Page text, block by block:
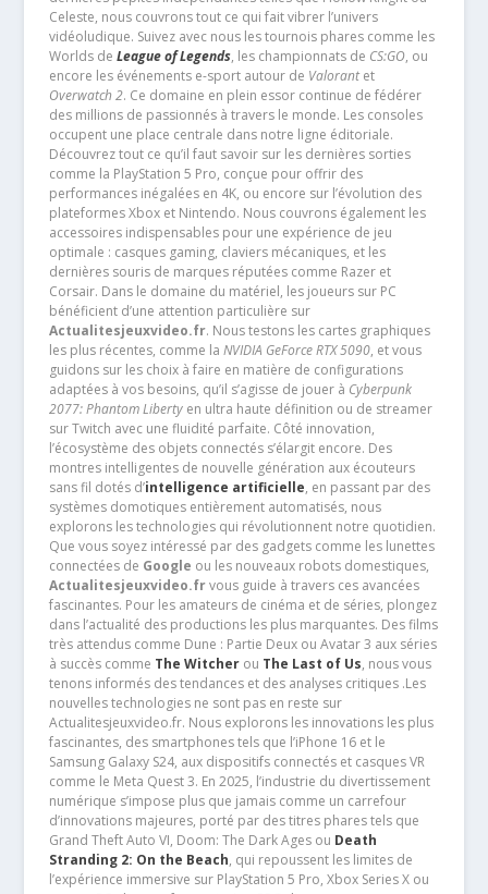
Celeste, nous couvrons tout ce qui fait vibrer l’univers
vidéoludique. Suivez avec nous les tournois phares comme les
Worlds de League of Legends, les championnats de CS:GO, ou
encore les événements e-sport autour de Valorantet
Overwatch 2. Ce domaine en plein essor continue de fédérer
des millions de passionnés à travers le monde. Les consoles
occupent une place centrale dans notre ligne éditoriale.
Découvrez tout ce qu’il faut savoir sur les dernières sorties
comme la PlayStation 5 Pro, conçue pour offrir des
performances inégalées en 4K, ou encore sur l’évolution des
plateformes Xbox et Nintendo. Nous couvrons également les
accessoires indispensables pour une expérience de jeu
optimale : casques gaming, claviers mécaniques, et les
dernières souris de marques réputées comme Razer et
Corsair. Dans le domaine du matériel, les joueurs sur PC
bénéficient d’une attention particulière sur
Actualitesjeuxvideo.fr. Nous testons les cartes graphiques
les plus récentes, comme la NVIDIA GeForce RTX 5090, et vous
guidons sur les choix à faire en matière de configurations
adaptées à vos besoins, qu’il s’agisse de jouer à Cyberpunk
2077: Phantom Libertyen ultra haute définition ou de streamer
sur Twitch avec une fluidité parfaite. Côté innovation,
l’écosystème des objets connectés s’élargit encore. Des
montres intelligentes de nouvelle génération aux écouteurs
sans fil dotés d’intelligence artificielle, en passant par des
systèmes domotiques entièrement automatisés, nous
explorons les technologies qui révolutionnent notre quotidien.
Que vous soyez intéressé par des gadgets comme les lunettes
connectées de Google ou les nouveaux robots domestiques,
Actualitesjeuxvideo.frvous guide à travers ces avancées
fascinantes. Pour les amateurs de cinéma et de séries, plongez
dans l’actualité des productions les plus marquantes. Des films
très attendus comme Dune : Partie Deux ou Avatar 3 aux séries
à succès comme The Witcherou The Last of Us, nous vous
tenons informés des tendances et des analyses critiques .Les
nouvelles technologies ne sont pas en reste sur
Actualitesjeuxvideo.fr. Nous explorons les innovations les plus
fascinantes, des smartphones tels que l’iPhone 16 et le
Samsung Galaxy S24, aux dispositifs connectés et casques VR
comme le Meta Quest 3. En 2025, l’industrie du divertissement
numérique s’impose plus que jamais comme un carrefour
d’innovations majeures, porté par des titres phares tels que
Grand Theft Auto VI, Doom: The Dark Ages ou Death
Stranding 2: On the Beach, qui repoussent les limites de
l’expérience immersive sur PlayStation 5 Pro, Xbox Series X ou